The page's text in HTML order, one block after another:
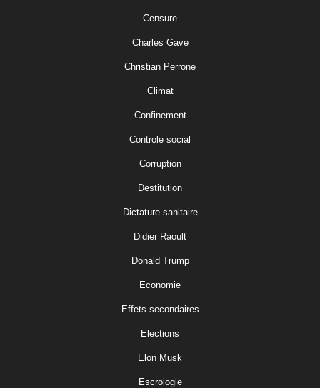
Censure
Charles Gave
Christian Perrone
Climat
Confinement
Controle social
Corruption
Destitution
Dictature sanitaire
Didier Raoult
Donald Trump
Economie
Effets secondaires
Elections
Elon Musk
Escrologie